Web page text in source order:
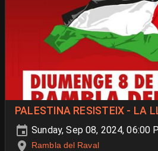
PALESTINA RESISTEIX - LA
Sunday, Sep 08, 2024, 06:00
Rambla del Raval